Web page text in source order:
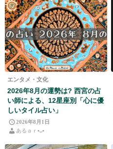
エンタメ・文化
2026年8月の運勢は? 西宮の占
い師による、12星座別「心に優
しいタイル占い」
2026年8月1日
あるａｒ•⁠ᴗ⁠•⁠